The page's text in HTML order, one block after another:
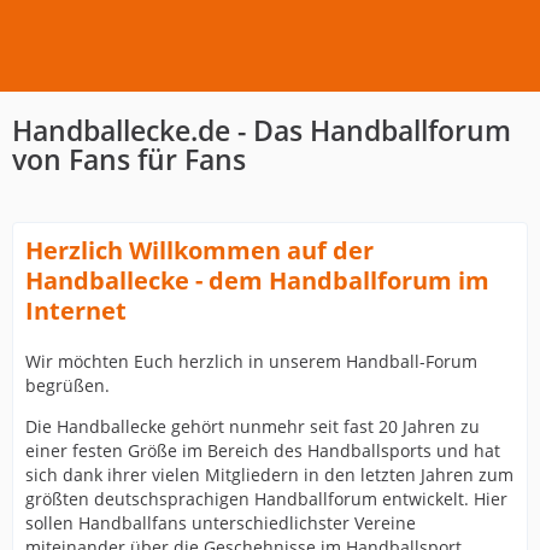
Handballecke.de - Das Handballforum
von Fans für Fans
Herzlich Willkommen auf der
Handballecke - dem Handballforum im
Internet
Wir möchten Euch herzlich in unserem Handball-Forum
begrüßen.
Die Handballecke gehört nunmehr seit fast 20 Jahren zu
einer festen Größe im Bereich des Handballsports und hat
sich dank ihrer vielen Mitgliedern in den letzten Jahren zum
größten deutschsprachigen Handballforum entwickelt. Hier
sollen Handballfans unterschiedlichster Vereine